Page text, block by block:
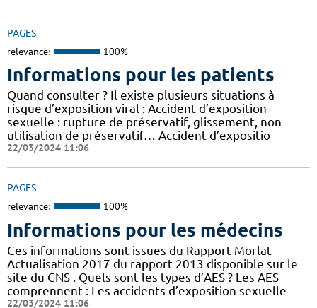
PAGES
relevance: 100%
Informations pour les patients
Quand consulter ? Il existe plusieurs situations à
risque d’exposition viral : Accident d’exposition
sexuelle : rupture de préservatif, glissement, non
utilisation de préservatif… Accident d’expositio
22/03/2024 11:06
PAGES
relevance: 100%
Informations pour les médecins
Ces informations sont issues du Rapport Morlat
Actualisation 2017 du rapport 2013 disponible sur le
site du CNS . Quels sont les types d’AES ? Les AES
comprennent : Les accidents d’exposition sexuelle
22/03/2024 11:06